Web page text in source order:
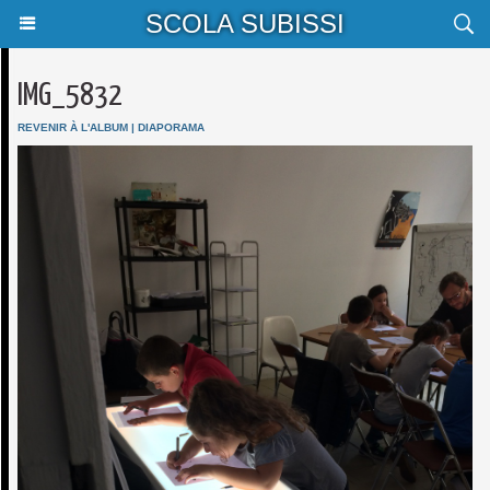
SCOLA SUBISSI
IMG_5832
REVENIR À L'ALBUM | DIAPORAMA